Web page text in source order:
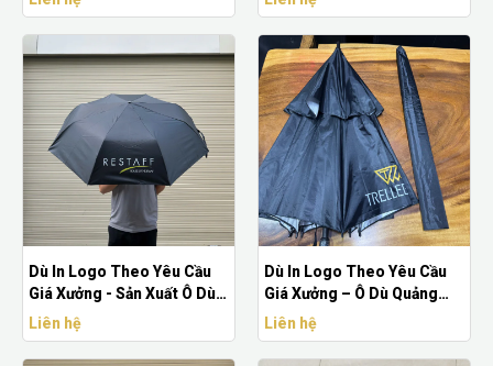
Giá Xưởng
Cao Cấp
Dù In Logo Theo Yêu Cầu
Giá Xưởng - Sản Xuất Ô Dù
Quà Tặng Doanh Nghiệp
Liên hệ
Dù In Logo Theo Yêu Cầu
Giá Xưởng – Ô Dù Quảng
Cáo Quà Tặng Doanh
Nghiệp
Liên hệ